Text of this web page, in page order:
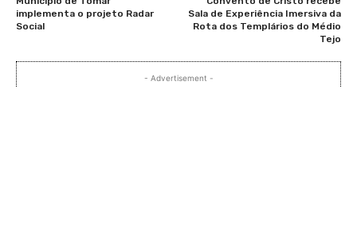
implementa o projeto Radar
Social
Sala de Experiência Imersiva da
Rota dos Templários do Médio
Tejo
- Advertisement -